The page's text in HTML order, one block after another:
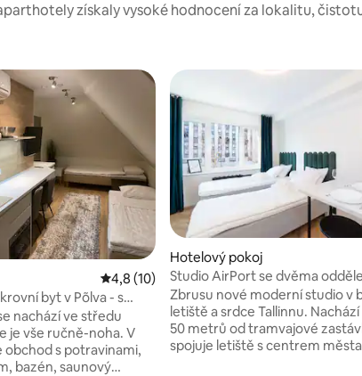
získaly vysoké hodnocení za lokalitu,
17 hodnocení
Průměrné hodnocení 4,8 z 5, 10 hodnocení
4,8 (10)
byt v Põlva - s
nachází ve středu
je vše ručně-noha. V
obchod s potravinami,
bazén, saunový
Hotelový pokoj
Studio AirPort se dvěma
lůžky od RevalHome
Zbrusu nové moderní studio v
letiště a srdce Tallinnu. Nachází se
50 metrů od tramvajové
spojuje letiště s centrem